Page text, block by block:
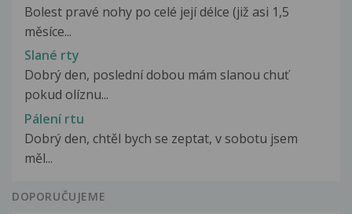
Bolest pravé nohy po celé její délce (již asi 1,5
měsíce...
Slané rty
Dobrý den, poslední dobou mám slanou chuť
pokud olíznu...
Pálení rtu
Dobrý den, chtěl bych se zeptat, v sobotu jsem
měl...
DOPORUČUJEME